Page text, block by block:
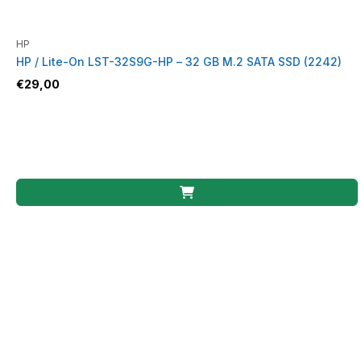
HP
HP / Lite-On LST-32S9G-HP – 32 GB M.2 SATA SSD (2242)
€29,00